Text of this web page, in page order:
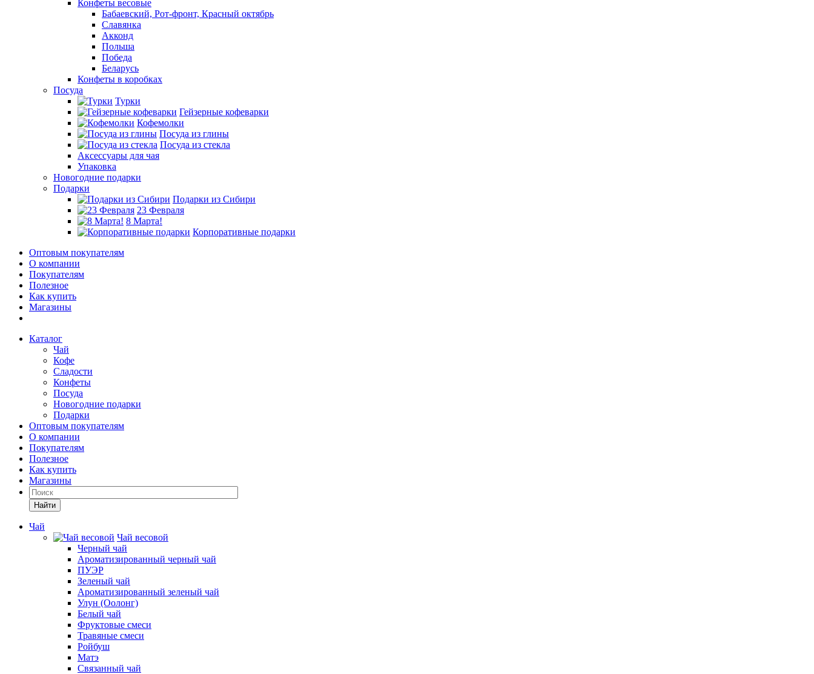
Конфеты весовые
Бабаевский, Рот-фронт, Красный октябрь
Славянка
Акконд
Польша
Победа
Беларусь
Конфеты в коробках
Посуда
Турки
Гейзерные кофеварки
Кофемолки
Посуда из глины
Посуда из стекла
Аксессуары для чая
Упаковка
Новогодние подарки
Подарки
Подарки из Сибири
23 Февраля
8 Марта!
Корпоративные подарки
Оптовым покупателям
О компании
Покупателям
Полезное
Как купить
Магазины
Каталог
Чай
Кофе
Сладости
Конфеты
Посуда
Новогодние подарки
Подарки
Оптовым покупателям
О компании
Покупателям
Полезное
Как купить
Магазины
Найти
Чай
Чай весовой
Черный чай
Ароматизированный черный чай
ПУЭР
Зеленый чай
Ароматизированный зеленый чай
Улун (Оолонг)
Белый чай
Фруктовые смеси
Травяные смеси
Ройбуш
Матэ
Связанный чай